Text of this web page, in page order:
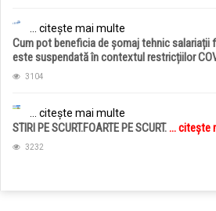
... citește mai multe
Cum pot beneficia de șomaj tehnic salariații
este suspendată în contextul restricțiilor
3104
... citește mai multe
STIRI PE SCURT.FOARTE PE SCURT.... citește
3232